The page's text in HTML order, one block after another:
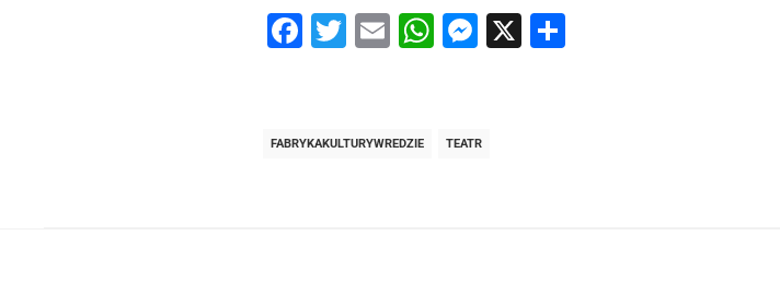
Facebook
Twitter
EmailWhatsApp
Messenger
X
FABRYKAKULTURYWREDZIE TEATR